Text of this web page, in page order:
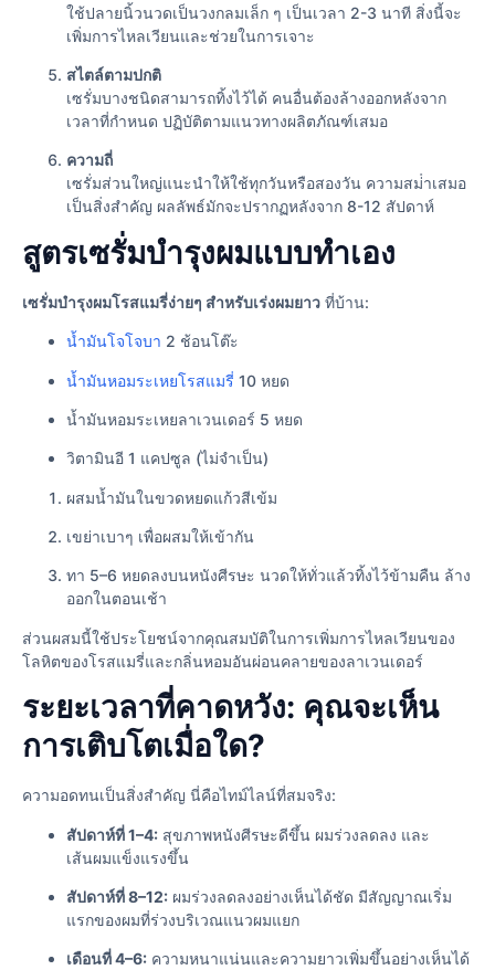
ใช้ปลายนิ้วนวดเป็นวงกลมเล็ก ๆ เป็นเวลา 2-3 นาที สิ่งนี้จะ
เพิ่มการไหลเวียนและช่วยในการเจาะ
สไตล์ตามปกติ
เซรั่มบางชนิดสามารถทิ้งไว้ได้ คนอื่นต้องล้างออกหลังจาก
เวลาที่กําหนด ปฏิบัติตามแนวทางผลิตภัณฑ์เสมอ
ความถี่
เซรั่มส่วนใหญ่แนะนําให้ใช้ทุกวันหรือสองวัน ความสม่ําเสมอ
เป็นสิ่งสําคัญ ผลลัพธ์มักจะปรากฏหลังจาก 8-12 สัปดาห์
สูตรเซรั่มบำรุงผมแบบทำเอง
เซรั่มบำรุงผมโรสแมรี่ง่ายๆ สำหรับเร่งผมยาว ที่บ้าน:
น้ำมันโจโจบา 2 ช้อนโต๊ะ
น้ำมันหอมระเหยโรสแมรี่ 10 หยด
น้ำมันหอมระเหยลาเวนเดอร์ 5 หยด
วิตามินอี 1 แคปซูล (ไม่จำเป็น)
ผสมน้ำมันในขวดหยดแก้วสีเข้ม
เขย่าเบาๆ เพื่อผสมให้เข้ากัน
ทา 5–6 หยดลงบนหนังศีรษะ นวดให้ทั่วแล้วทิ้งไว้ข้ามคืน ล้าง
ออกในตอนเช้า
ส่วนผสมนี้ใช้ประโยชน์จากคุณสมบัติในการเพิ่มการไหลเวียนของ
โลหิตของโรสแมรี่และกลิ่นหอมอันผ่อนคลายของลาเวนเดอร์
ระยะเวลาที่คาดหวัง: คุณจะเห็น
การเติบโตเมื่อใด?
ความอดทนเป็นสิ่งสำคัญ นี่คือไทม์ไลน์ที่สมจริง:
สัปดาห์ที่ 1–4: สุขภาพหนังศีรษะดีขึ้น ผมร่วงลดลง และ
เส้นผมแข็งแรงขึ้น
สัปดาห์ที่ 8–12: ผมร่วงลดลงอย่างเห็นได้ชัด มีสัญญาณเริ่ม
แรกของผมที่ร่วงบริเวณแนวผมแยก
เดือนที่ 4–6: ความหนาแน่นและความยาวเพิ่มขึ้นอย่างเห็นได้